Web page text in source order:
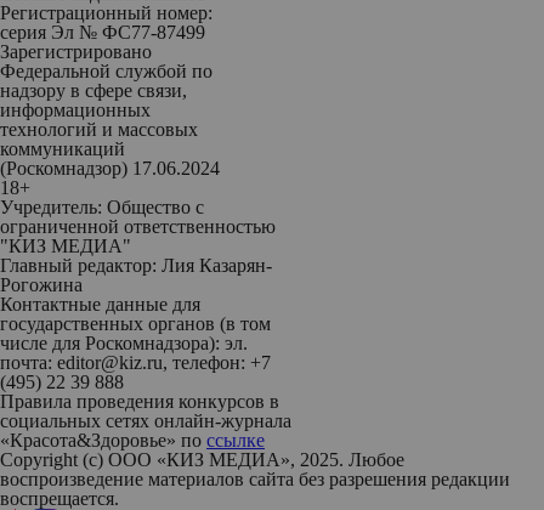
Регистрационный номер:
серия Эл № ФС77-87499
Зарегистрировано
Федеральной службой по
надзору в сфере связи,
информационных
технологий и массовых
коммуникаций
(Роскомнадзор) 17.06.2024
18+
Учредитель: Общество с
ограниченной ответственностью
"КИЗ МЕДИА"
Главный редактор: Лия Казарян-
Рогожина
Контактные данные для
государственных органов (в том
числе для Роскомнадзора): эл.
почта: editor@kiz.ru, телефон: +7
(495) 22 39 888
Правила проведения конкурсов в
социальных сетях онлайн-журнала
«Красота&Здоровье» по ссылке
Copyright (с) ООО «КИЗ МЕДИА», 2025. Любое
воспроизведение материалов сайта без разрешения редакции
воспрещается.